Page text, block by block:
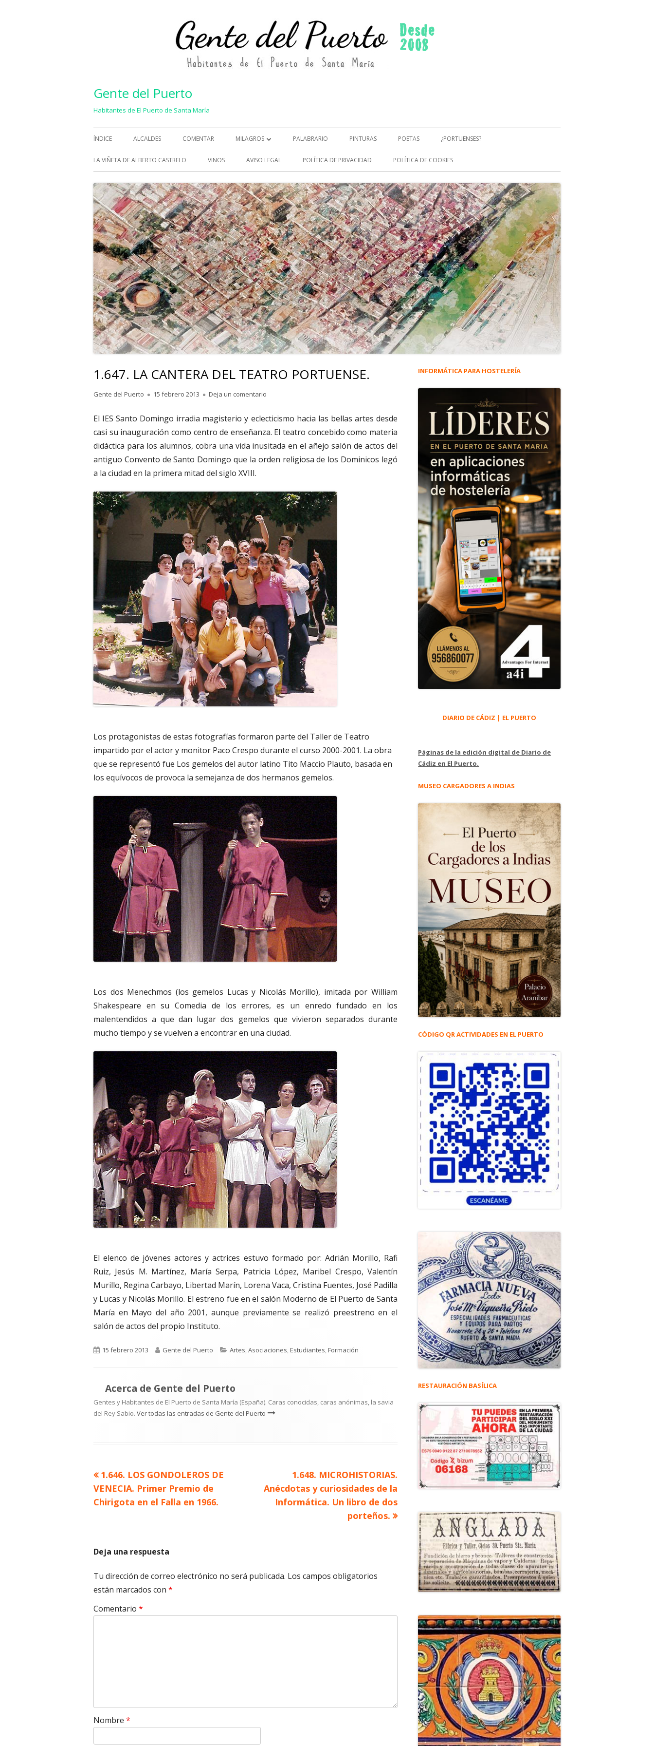
Gente del Puerto
Habitantes de El Puerto de Santa María
Menú
principal
ÍNDICE ALCALDES COMENTAR MILAGROS
MILAGROS (2)
PALABRARIO PINTURAS POETAS ¿PORTUENSES?
LA VIÑETA DE ALBERTO CASTRELO VINOS AVISO LEGAL POLÍTICA DE PRIVACIDAD POLÍTICA DE COOKIES
1.647. LA CANTERA DEL TEATRO PORTUENSE.
Autor
Gente del Puerto
Publicado
15 febrero 2013 Deja un comentario
El IES Santo Domingo irradia magisterio y eclecticismo hacia las bellas artes desde
casi su inauguración como centro de enseñanza. El teatro concebido como materia
didáctica para los alumnos, cobra una vida inusitada en el añejo salón de actos del
antiguo Convento de Santo Domingo que la orden religiosa de los Dominicos legó
a la ciudad en la primera mitad del siglo XVIII.
Los protagonistas de estas fotografías formaron parte del Taller de Teatro
impartido por el actor y monitor Paco Crespo durante el curso 2000-2001. La obra
que se representó fue Los gemelos del autor latino Tito Maccio Plauto, basada en
los equívocos de provoca la semejanza de dos hermanos gemelos.
Los dos Menechmos (los gemelos Lucas y Nicolás Morillo), imitada por William
Shakespeare en su Comedia de los errores, es un enredo fundado en los
malentendidos a que dan lugar dos gemelos que vivieron separados durante
mucho tiempo y se vuelven a encontrar en una ciudad.
El elenco de jóvenes actores y actrices estuvo formado por: Adrián Morillo, Rafi
Ruiz, Jesús M. Martínez, María Serpa, Patricia López, Maribel Crespo, Valentín
Murillo, Regina Carbayo, Libertad Marín, Lorena Vaca, Cristina Fuentes, José Padilla
y Lucas y Nicolás Morillo. El estreno fue en el salón Moderno de El Puerto de Santa
María en Mayo del año 2001, aunque previamente se realizó preestreno en el
salón de actos del propio Instituto.
Publicado
15 febrero 2013 Autor
Gente del Puerto Categorías
Artes,Asociaciones,Estudiantes,Formación
Acerca de Gente del Puerto
Gentes y Habitantes de El Puerto de Santa María (España). Caras conocidas, caras anónimas, la savia
del Rey Sabio. Ver todas las entradas de Gente del Puerto
Navegación
de
Artículo
anterior
1.646. LOS GONDOLEROS DE
VENECIA. Primer Premio de
Chirigota en el Falla en 1966.
Artículo
siguiente
1.648. MICROHISTORIAS.
Anécdotas y curiosidades de la
Informática. Un libro de dos
porteños.
Deja una respuesta
Tu dirección de correo electrónico no será publicada. Los campos obligatorios
están marcados con *
Comentario *
Nombre *
Barra
principal
INFORMÁTICA PARA HOSTELERÍA
DIARIO DE CÁDIZ | EL PUERTO
Páginas de la edición digital de Diario de
Cádiz en El Puerto.
MUSEO CARGADORES A INDIAS
CÓDIGO QR ACTIVIDADES EN EL PUERTO
RESTAURACIÓN BASÍLICA